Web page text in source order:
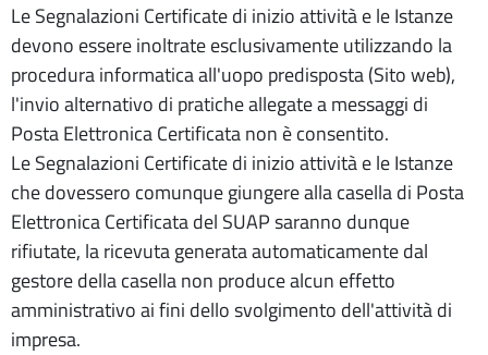
Le Segnalazioni Certificate di inizio attività e le Istanze
devono essere inoltrate esclusivamente utilizzando la
procedura informatica all'uopo predisposta (Sito web),
l'invio alternativo di pratiche allegate a messaggi di
Posta Elettronica Certificata non è consentito.
Le Segnalazioni Certificate di inizio attività e le Istanze
che dovessero comunque giungere alla casella di Posta
Elettronica Certificata del SUAP saranno dunque
rifiutate, la ricevuta generata automaticamente dal
gestore della casella non produce alcun effetto
amministrativo ai fini dello svolgimento dell'attività di
impresa.